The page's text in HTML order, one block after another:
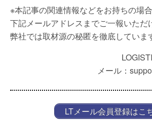
※本記事の関連情報などをお持ちの場
下記メールアドレスまでご一報いただ
弊社では取材源の秘匿を徹底していま
メール：
LTメール会員登録はこ